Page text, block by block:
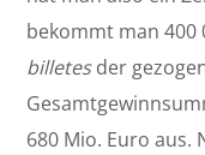
bekommt man 400
billetesder
680 Mio. Euro aus.